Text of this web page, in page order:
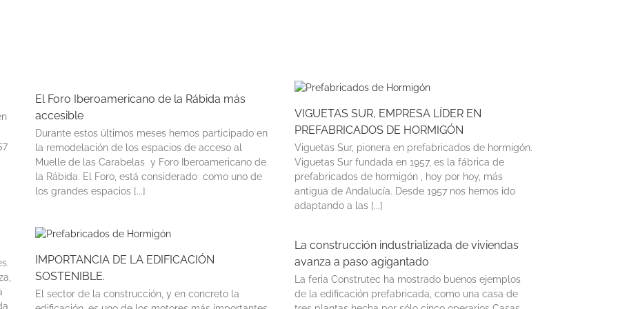
El Foro Iberoamericano de la Rábida más
accesible
Durante estos últimos meses hemos participado en
la remodelación de los espacios de acceso al
Muelle de las Carabelas y Foro Iberoamericano de
la Rábida. El Foro, está considerado como uno de
los grandes espacios [...]
VIGUETAS SUR, EMPRESA LÍDER EN
PREFABRICADOS DE HORMIGÓN
Viguetas Sur, pionera en prefabricados de hormigón.
Viguetas Sur fundada en 1957, es la fábrica de
prefabricados de hormigón , hoy por hoy, más
antigua de Andalucía. Desde 1957 nos hemos ido
adaptando a las [...]
IMPORTANCIA DE LA EDIFICACIÓN
SOSTENIBLE.
El sector de la construcción, y en concreto la
La construcción industrializada de viviendas
avanza a paso agigantado
La feria Construtec ha mostrado buenos ejemplos
de la edificación prefabricada, como una casa de